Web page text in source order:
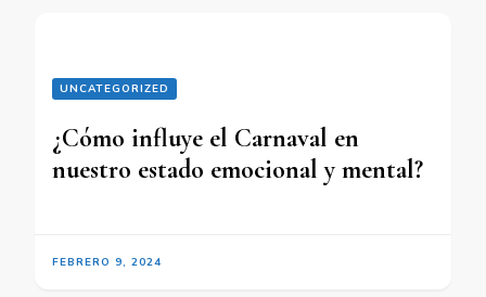
UNCATEGORIZED
¿Cómo influye el Carnaval en
nuestro estado emocional y mental?
FEBRERO 9, 2024